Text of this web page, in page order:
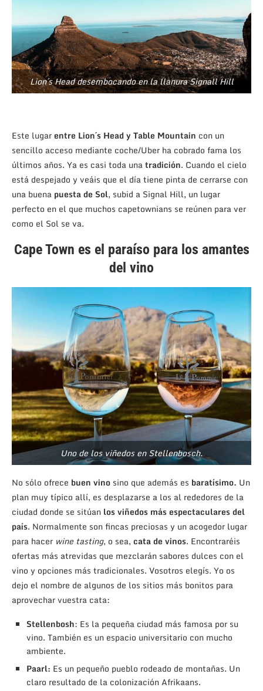
Lion´s Head desembocando en la llanura Signall Hill
Este lugarentre Lion´s Head y Table Mountain con un
sencillo acceso mediante coche/Uber ha cobrado fama los
últimos años. Ya es casi toda unatradición. Cuando el cielo
está despejado y veáis que el día tiene pinta de cerrarse con
una buena puesta de Sol, subid a Signal Hill, un lugar
perfecto en el que muchos capetownians se reúnen para ver
como el Sol se va.
Cape Town es el paraíso para los amantes
del vino
Uno de los viñedos en Stellenbosch.
No sólo ofrece buen vino sino que además es baratísimo. Un
plan muy típico allí, es desplazarse a los al rededores de la
ciudad donde se sitúan los viñedos más espectaculares del
país. Normalmente son fincas preciosas y un acogedor lugar
para hacer wine tasting, o sea, cata de vinos. Encontraréis
ofertas más atrevidas que mezclarán sabores dulces con el
vino y opciones más tradicionales. Vosotros elegís. Yo os
dejo el nombre de algunos de los sitios más bonitos para
aprovechar vuestra cata:
Stellenbosh: Es la pequeña ciudad más famosa por su
vino. También es un espacio universitario con mucho
ambiente.
Paarl: Es un pequeño pueblo rodeado de montañas. Un
claro resultado de la colonización Afrikaans.